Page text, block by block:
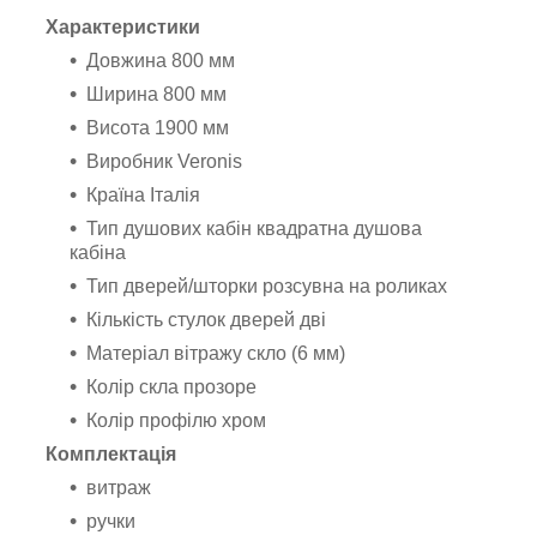
Характеристики
Довжина 800 мм
Ширина 800 мм
Висота 1900 мм
Виробник Veronis
Країна Італія
Тип душових кабін квадратна душова
кабіна
Тип дверей/шторки розсувна на роликах
Кількість стулок дверей дві
Матеріал вітражу скло (6 мм)
Колір скла прозоре
Колір профілю хром
Комплектація
витраж
ручки